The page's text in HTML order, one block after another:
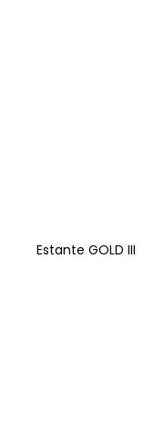
Estante GOLD III